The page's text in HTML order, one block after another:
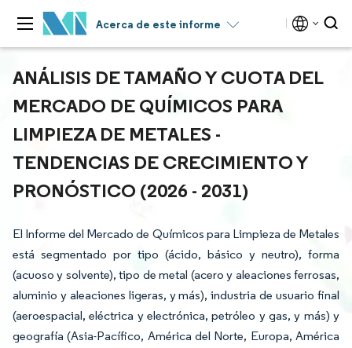
Acerca de este informe
ANÁLISIS DE TAMAÑO Y CUOTA DEL
MERCADO DE QUÍMICOS PARA
LIMPIEZA DE METALES -
TENDENCIAS DE CRECIMIENTO Y
PRONÓSTICO (2026 - 2031)
El Informe del Mercado de Químicos para Limpieza de Metales
está segmentado por tipo (ácido, básico y neutro), forma
(acuoso y solvente), tipo de metal (acero y aleaciones ferrosas,
aluminio y aleaciones ligeras, y más), industria de usuario final
(aeroespacial, eléctrica y electrónica, petróleo y gas, y más) y
geografía (Asia-Pacífico, América del Norte, Europa, América